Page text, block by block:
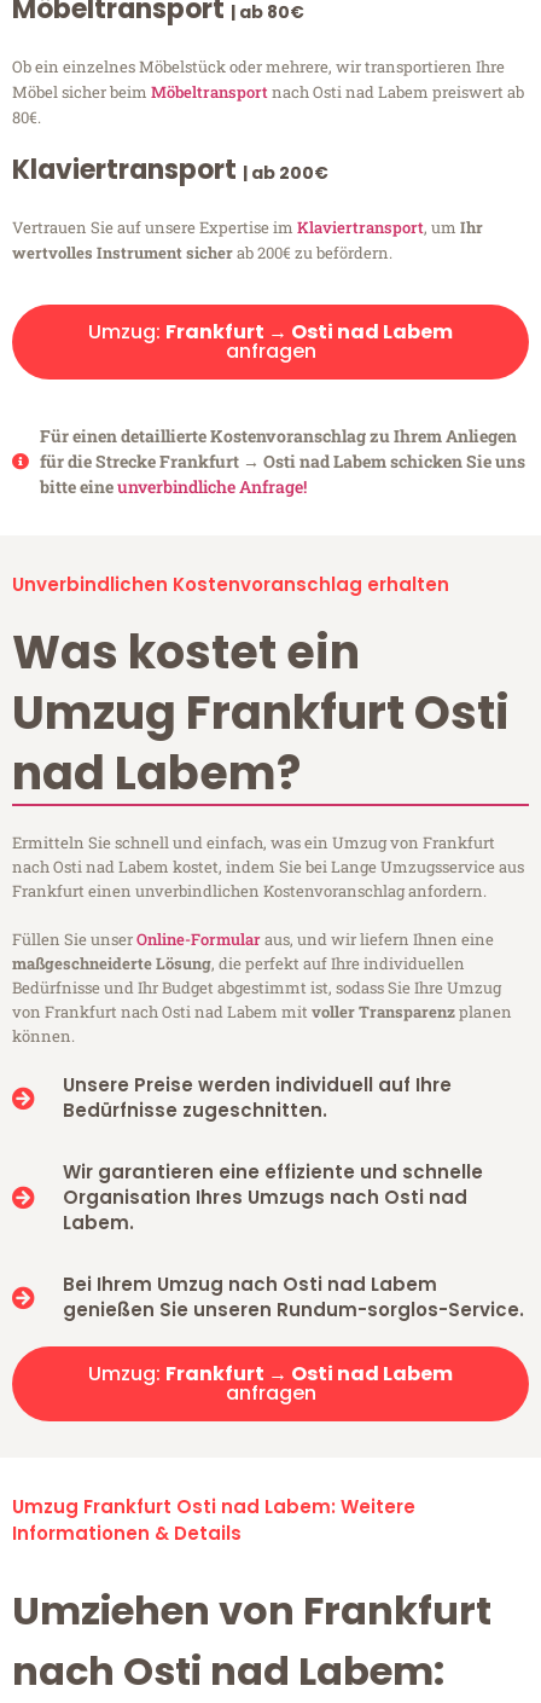
Möbeltransport | ab 80€
Ob ein einzelnes Möbelstück oder mehrere, wir transportieren Ihre
Möbel sicher beim Möbeltransportnach Osti nad Labem preiswert ab
80€.
Klaviertransport | ab 200€
Vertrauen Sie auf unsere Expertise im Klaviertransport, um Ihr
wertvolles Instrument sicherab 200€ zu befördern.
Umzug: Frankfurt → Osti nad Labem
anfragen
Für einen detaillierte Kostenvoranschlag zu Ihrem Anliegen
für die Strecke Frankfurt → Osti nad Labem schicken Sie uns
bitte eineunverbindliche Anfrage!
Unverbindlichen Kostenvoranschlag erhalten
Was kostet ein
Umzug Frankfurt Osti
nad Labem?
Ermitteln Sie schnell und einfach, was ein Umzug von Frankfurt
nach Osti nad Labem kostet, indem Sie bei Lange Umzugsservice aus
Frankfurt einen unverbindlichen Kostenvoranschlag anfordern.
Füllen Sie unserOnline-Formularaus, und wir liefern Ihnen eine
maßgeschneiderte Lösung, die perfekt auf Ihre individuellen
Bedürfnisse und Ihr Budget abgestimmt ist, sodass Sie Ihre Umzug
von Frankfurt nach Osti nad Labem mitvoller Transparenzplanen
können.
Unsere Preise werden individuell auf Ihre
Bedürfnisse zugeschnitten.
Wir garantieren eine effiziente und schnelle
Organisation Ihres Umzugs nach Osti nad
Labem.
Bei Ihrem Umzug nach Osti nad Labem
genießen Sie unseren Rundum-sorglos-Service.
Umzug: Frankfurt → Osti nad Labem
anfragen
Umzug Frankfurt Osti nad Labem: Weitere
Informationen & Details
Umziehen von Frankfurt
nach Osti nad Labem: